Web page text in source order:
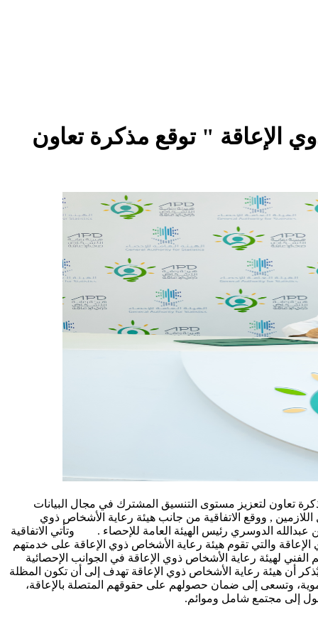
الإعاقة " توقع مذكرة تعاون
العامة للإحصاء اليوم الاثنين 20 محرم 1445هـ الموافق 7 أغسطس 2023 م بمدينة الرياض مذكرة تعاون لتعزيز مستوى التنسيق المشترك في مجال البيانات
, ووقع الاتفاقية من جانب هيئة رعاية الأشخاص ذوي
عبدالله الدوسري رئيس الهيئة العامة للإحصاء . وتأتي الاتفاقية
المختصة لفئة الأشخاص ذوي الإعاقة والتي تقوم هيئة رعاية الأشخاص ذوي الإعاقة على خدمتهم
لهيئة رعاية الأشخاص ذوي الإعاقة في الجوانب الإحصائية
أن هيئة رعاية الأشخاص ذوي الإعاقة تهدف إلى أن تكون المظلة
وتسعى إلى ضمان حصولهم على حقوقهم المتصلة بالإعاقة،
إلى مجتمع شامل وموائم.